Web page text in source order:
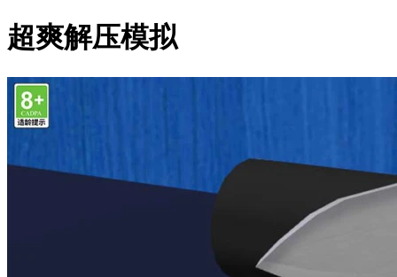
超爽解压模拟